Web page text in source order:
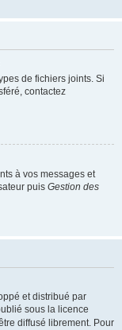
de fichiers joints. Si
contactez
à vos messages et
puis Gestion des
et distribué par
sous la licence
diffusé librement. Pour